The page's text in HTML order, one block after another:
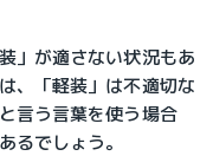
」が適さない状況もあ
、「軽装」は不適切な
言う言葉を使う場合
るでしょう。